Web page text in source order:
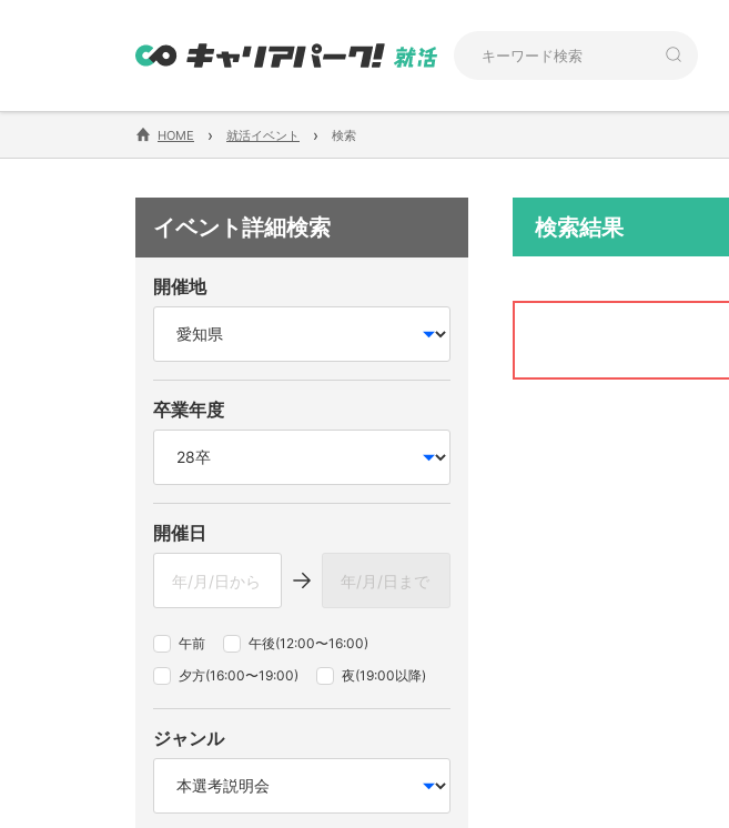
HOME › 就活イベント › 検索
イベント詳細検索
開催地
卒業年度
開催日
午前
午後(12:00〜16:00)
夕方(16:00〜19:00)
夜(19:00以降)
ジャンル
検索結果